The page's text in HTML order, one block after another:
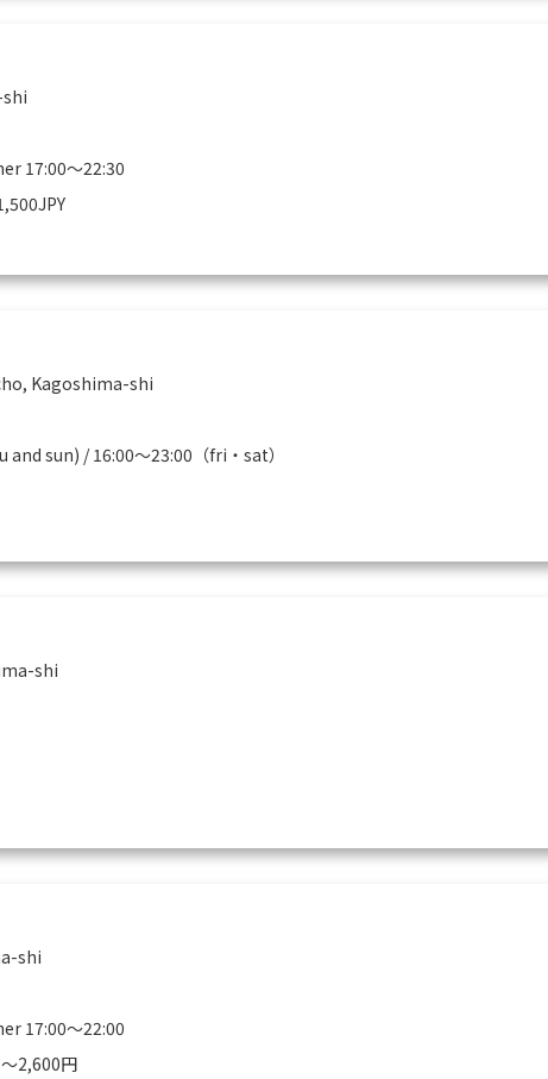
17:00～22:30
Kagoshima-shi
sun) / 16:00～23:00（fri・sat）
shi
shi
17:00～22:00
2,600円